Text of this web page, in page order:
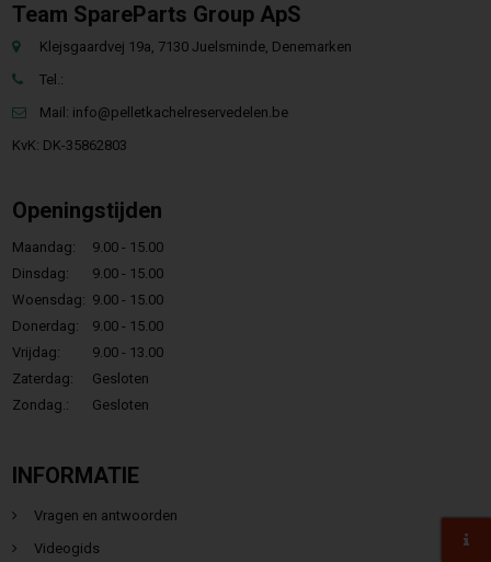
Team SpareParts Group ApS
Klejsgaardvej 19a, 7130 Juelsminde, Denemarken
Tel.:
Mail: info@pelletkachelreservedelen.be
KvK: DK-35862803
Openingstijden
Maandag:
9.00 - 15.00
Dinsdag:
9.00 - 15.00
Woensdag: 9.00 - 15.00
Donerdag:
9.00 - 15.00
Vrijdag:
9.00 - 13.00
Zaterdag:
Gesloten
Zondag.:
Gesloten
INFORMATIE
Vragen en antwoorden
Videogids